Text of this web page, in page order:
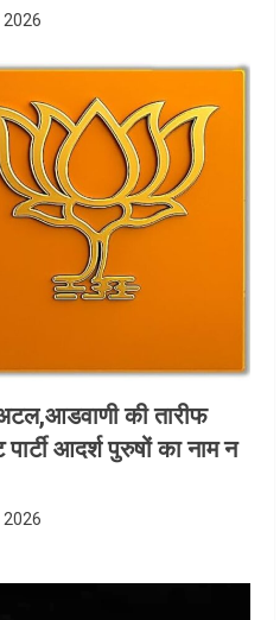
की तारीफ
आदर्श पुरुषों का नाम न